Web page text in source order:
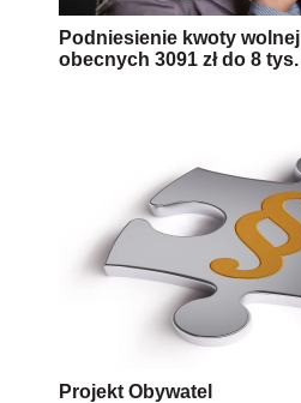
Podniesienie kwoty
obecnych 3091 zł do 8 tys.
Projekt Obywatel